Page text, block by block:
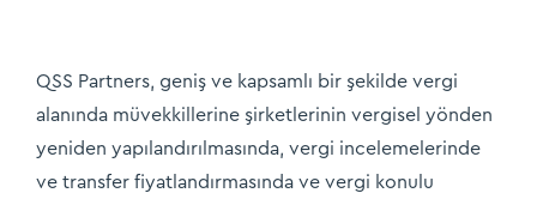
QSS Partners, geniş ve kapsamlı bir şekilde vergi
alanında müvekkillerine şirketlerinin vergisel yönden
yeniden yapılandırılmasında, vergi incelemelerinde
ve transfer fiyatlandırmasında ve vergi konulu